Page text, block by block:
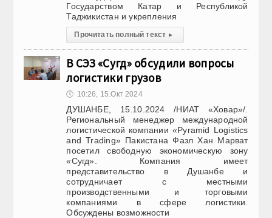
Государством Катар и Республикой
Таджикистан и укрепления
Прочитать полный текст ▸
В СЭЗ «Сугд» обсудили вопросы
логистики грузов
🕔 10:26, 15.Окт 2024
ДУШАНБЕ, 15.10.2024 /НИАТ «Ховар»/.
Региональный менеджер международной
логистической компании «Pyramid Logistics
and Trading» Пакистана Фазл Хан Марват
посетил свободную экономическую зону
«Сугд». Компания имеет
представительство в Душанбе и
сотрудничает с местными
производственными и торговыми
компаниями в сфере логистики.
Обсуждены возможности